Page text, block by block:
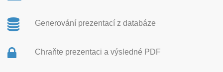
Generování prezentací z databáze
Chraňte prezentaci a výsledné PDF